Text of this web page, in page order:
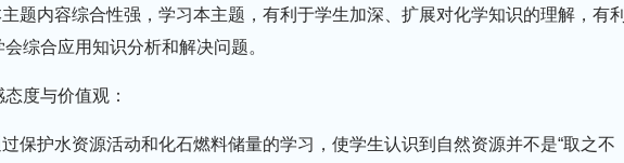
题内容综合性强，学习本主题，有利于学生加深、扩展对化学知识的理解，有利
综合应用知识分析和解决问题。
度与价值观：
保护水资源活动和化石燃料储量的学习，使学生认识到自然资源并不是“取之不